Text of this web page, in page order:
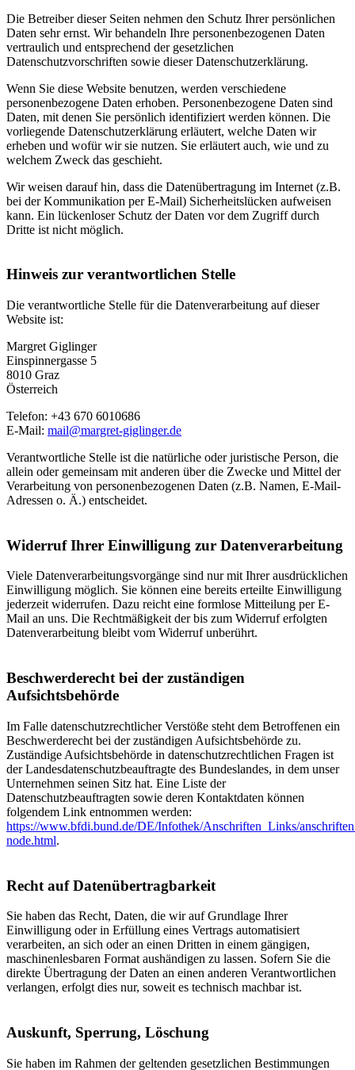
Die Betreiber dieser Seiten nehmen den Schutz Ihrer persönlichen
Daten sehr ernst. Wir behandeln Ihre personenbezogenen Daten
vertraulich und entsprechend der gesetzlichen
Datenschutzvorschriften sowie dieser Datenschutzerklärung.
Wenn Sie diese Website benutzen, werden verschiedene
personenbezogene Daten erhoben. Personenbezogene Daten sind
Daten, mit denen Sie persönlich identifiziert werden können. Die
vorliegende Datenschutzerklärung erläutert, welche Daten wir
erheben und wofür wir sie nutzen. Sie erläutert auch, wie und zu
welchem Zweck das geschieht.
Wir weisen darauf hin, dass die Datenübertragung im Internet (z.B.
bei der Kommunikation per E-Mail) Sicherheitslücken aufweisen
kann. Ein lückenloser Schutz der Daten vor dem Zugriff durch
Dritte ist nicht möglich.
Hinweis zur verantwortlichen Stelle
Die verantwortliche Stelle für die Datenverarbeitung auf dieser
Website ist:
Margret Giglinger
Einspinnergasse 5
8010 Graz
Österreich
Telefon: +43 670 6010686
E-Mail: mail@margret-giglinger.de
Verantwortliche Stelle ist die natürliche oder juristische Person, die
allein oder gemeinsam mit anderen über die Zwecke und Mittel der
Verarbeitung von personenbezogenen Daten (z.B. Namen, E-Mail-
Adressen o. Ä.) entscheidet.
Widerruf Ihrer Einwilligung zur Datenverarbeitung
Viele Datenverarbeitungsvorgänge sind nur mit Ihrer ausdrücklichen
Einwilligung möglich. Sie können eine bereits erteilte Einwilligung
jederzeit widerrufen. Dazu reicht eine formlose Mitteilung per E-
Mail an uns. Die Rechtmäßigkeit der bis zum Widerruf erfolgten
Datenverarbeitung bleibt vom Widerruf unberührt.
Beschwerderecht bei der zuständigen
Aufsichtsbehörde
Im Falle datenschutzrechtlicher Verstöße steht dem Betroffenen ein
Beschwerderecht bei der zuständigen Aufsichtsbehörde zu.
Zuständige Aufsichtsbehörde in datenschutzrechtlichen Fragen ist
der Landesdatenschutzbeauftragte des Bundeslandes, in dem unser
Unternehmen seinen Sitz hat. Eine Liste der
Datenschutzbeauftragten sowie deren Kontaktdaten können
folgendem Link entnommen werden:
https://www.bfdi.bund.de/DE/Infothek/Anschriften_Links/
node.html.
Recht auf Datenübertragbarkeit
Sie haben das Recht, Daten, die wir auf Grundlage Ihrer
Einwilligung oder in Erfüllung eines Vertrags automatisiert
verarbeiten, an sich oder an einen Dritten in einem gängigen,
maschinenlesbaren Format aushändigen zu lassen. Sofern Sie die
direkte Übertragung der Daten an einen anderen Verantwortlichen
verlangen, erfolgt dies nur, soweit es technisch machbar ist.
Auskunft, Sperrung, Löschung
Sie haben im Rahmen der geltenden gesetzlichen Bestimmungen